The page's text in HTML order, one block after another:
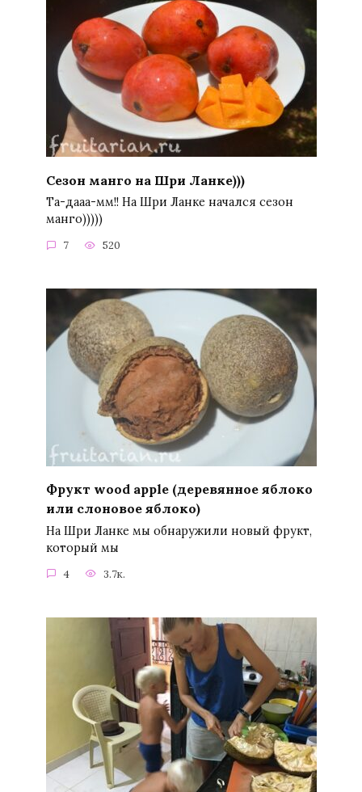
Сезон манго на Шри Ланке)))
Та-дааа-мм!! На Шри Ланке начался сезон
манго)))))
7 520
Фрукт wood apple (деревянное яблоко
или слоновое яблоко)
На Шри Ланке мы обнаружили новый фрукт,
который мы
4 3.7к.